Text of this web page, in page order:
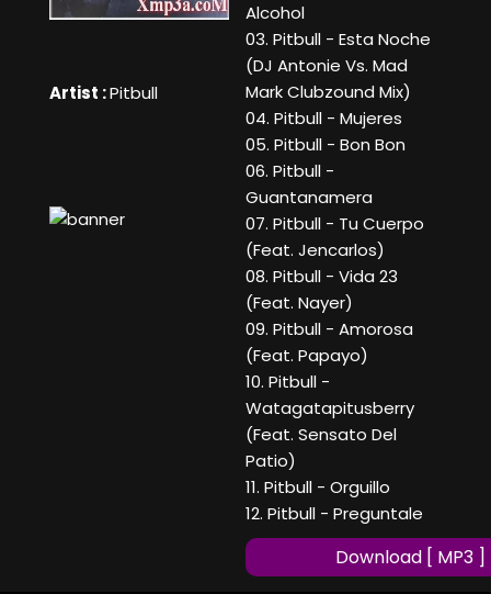
Artist :Pitbull
Alcohol
03. Pitbull - Esta Noche
(DJ Antonie Vs. Mad
Mark Clubzound Mix)
04. Pitbull - Mujeres
05. Pitbull - Bon Bon
06. Pitbull -
Guantanamera
07. Pitbull - Tu Cuerpo
(Feat. Jencarlos)
08. Pitbull - Vida 23
(Feat. Nayer)
09. Pitbull - Amorosa
(Feat. Papayo)
10. Pitbull -
Watagatapitusberry
(Feat. Sensato Del
Patio)
11. Pitbull - Orguillo
12. Pitbull - Preguntale
Download [ MP3 ]